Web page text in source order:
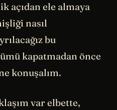
açıdan ele almaya
nasıl
bu
kapatmadan önce
konuşalım.
var elbette,